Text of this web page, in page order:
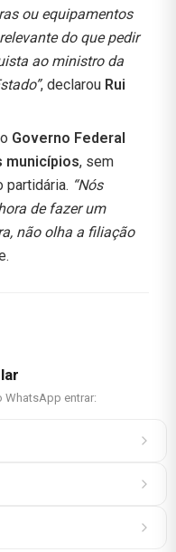
ou equipamentos
do que pedir
ao ministro da
, declarou Rui
Governo Federal
municípios, sem
“Nós
de fazer um
não olha a filiação
WhatsApp entrar: